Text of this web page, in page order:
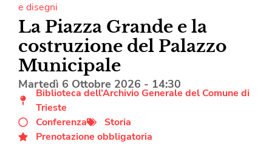
e disegni
La Piazza Grande e la
costruzione del Palazzo
Municipale
Martedì 6 Ottobre 2026 - 14:30
Biblioteca dell’Archivio Generale del Comune di
Trieste
Conferenza
Storia
Prenotazione obbligatoria